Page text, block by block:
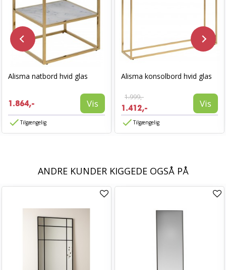
Alisma natbord hvid glas
1.864,- Vis
Tilgængelig
Alisma konsolbord hvid glas
1.999,-
1.412,- Vis
Tilgængelig
ANDRE KUNDER KIGGEDE OGSÅ PÅ